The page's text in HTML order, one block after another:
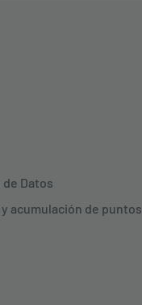
Datos
acumulación de puntos